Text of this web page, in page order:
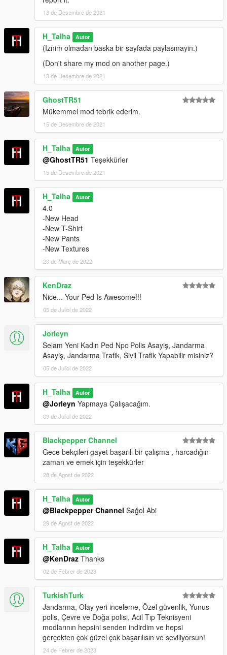
Hat Install :
In the Picture Inside the Installation Folder
Credits:
(Don't share my mod on another page.)
13 de Desembre de 2021
H_Talha Autor
(Iznim olmadan baska bir sayfada paylasmayin.)
(Don't share my mod on another page.)
13 de Desembre de 2021
GhostTR51
Mükemmel mod tebrik ederim.
15 de Desembre de 2021
H_Talha Autor
@GhostTR51 Teşekkürler
15 de Desembre de 2021
H_Talha Autor
4.0
-New Head
-New T-Shirt
-New Pants
-New Textures
20 de Març de 2022
KenDraz
Nice... Your Ped Is Awesome!!!
05 de Juliol de 2022
Jorleyn
Selam Yeni Kadın Ped Npc Polis Asayiş, Jandarma
Asayiş, Jandarma Trafik, Sivil Trafik Yapabilir misiniz?
05 de Juliol de 2022
H_Talha Autor
@Jorleyn Yapmaya Çalışacağım.
09 de Juliol de 2022
Blackpepper Channel
Gece bekçileri gayet başarılı bir çalışma , harcadığın
zaman ve emek için teşekkürler
28 de Agost de 2022
H_Talha Autor
@Blackpepper Channel Sağol Abi
29 de Agost de 2022
H_Talha Autor
@KenDraz Thanks
02 de Febrer de 2023
TurkishTurk
Jandarma, Olay yeri inceleme, Özel güvenlik, Yunus
polis, Çevre ve Doğa polisi, Acil Tıp Teknisyeni
modlarının hepsini senden indirdim ve hepsi
gerçekten çok güzel çok başarılısın ve seviliyorsun!
24 de Febrer de 2023